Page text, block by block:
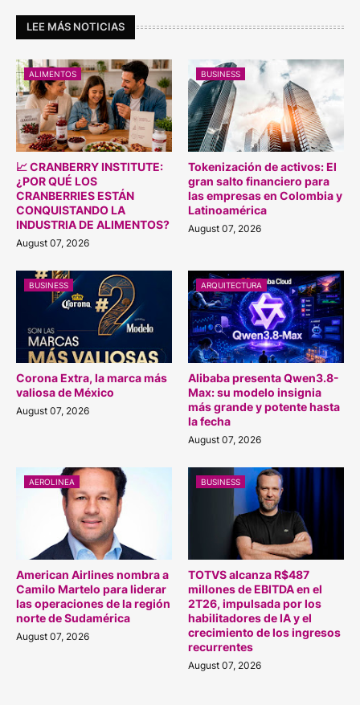
LEE MÁS NOTICIAS
ALIMENTOS
📈 CRANBERRY INSTITUTE:
¿POR QUÉ LOS
CRANBERRIES ESTÁN
CONQUISTANDO LA
INDUSTRIA DE ALIMENTOS?
August 07, 2026
BUSINESS
Tokenización de activos: El
gran salto financiero para
las empresas en Colombia y
Latinoamérica
August 07, 2026
BUSINESS
Corona Extra, la marca más
valiosa de México
August 07, 2026
ARQUITECTURA
Alibaba presenta Qwen3.8-
Max: su modelo insignia
más grande y potente hasta
la fecha
August 07, 2026
AEROLINEA
American Airlines nombra a
Camilo Martelo para liderar
las operaciones de la región
norte de Sudamérica
August 07, 2026
BUSINESS
TOTVS alcanza R$487
millones de EBITDA en el
2T26, impulsada por los
habilitadores de IA y el
crecimiento de los ingresos
recurrentes
August 07, 2026